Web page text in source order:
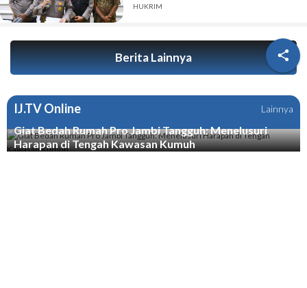

HUKRIM
Berita Lainnya
IJ.TV Online Lainnya
Giat Bedah Rumah Pro Jambi Tangguh: Menelusuri
Harapan di Tengah Kawasan Kumuh